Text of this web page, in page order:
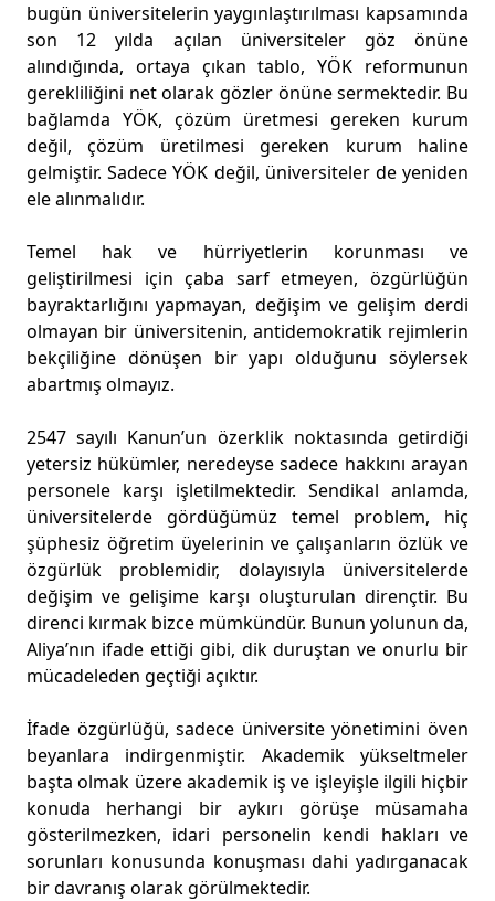
bugün üniversitelerin yaygınlaştırılması kapsamında
son 12 yılda açılan üniversiteler göz önüne
alındığında, ortaya çıkan tablo, YÖK reformunun
gerekliliğini net olarak gözler önüne sermektedir. Bu
bağlamda YÖK, çözüm üretmesi gereken kurum
değil, çözüm üretilmesi gereken kurum haline
gelmiştir. Sadece YÖK değil, üniversiteler de yeniden
ele alınmalıdır.
Temel hak ve hürriyetlerin korunması ve
geliştirilmesi için çaba sarf etmeyen, özgürlüğün
bayraktarlığını yapmayan, değişim ve gelişim derdi
olmayan bir üniversitenin, antidemokratik rejimlerin
bekçiliğine dönüşen bir yapı olduğunu söylersek
abartmış olmayız.
2547 sayılı Kanun’un özerklik noktasında getirdiği
yetersiz hükümler, neredeyse sadece hakkını arayan
personele karşı işletilmektedir. Sendikal anlamda,
üniversitelerde gördüğümüz temel problem, hiç
şüphesiz öğretim üyelerinin ve çalışanların özlük ve
özgürlük problemidir, dolayısıyla üniversitelerde
değişim ve gelişime karşı oluşturulan dirençtir. Bu
direnci kırmak bizce mümkündür. Bunun yolunun da,
Aliya’nın ifade ettiği gibi, dik duruştan ve onurlu bir
mücadeleden geçtiği açıktır.
İfade özgürlüğü, sadece üniversite yönetimini öven
beyanlara indirgenmiştir. Akademik yükseltmeler
başta olmak üzere akademik iş ve işleyişle ilgili hiçbir
konuda herhangi bir aykırı görüşe müsamaha
gösterilmezken, idari personelin kendi hakları ve
sorunları konusunda konuşması dahi yadırganacak
bir davranış olarak görülmektedir.